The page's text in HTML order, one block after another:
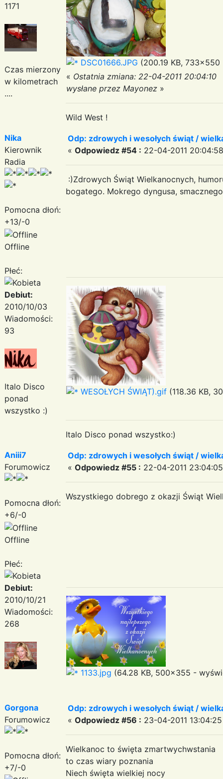
1171
Czas mierzony
w kilometrach
....
DSC01666.JPG (200.19 KB,
« Ostatnia zmiana: 22-04-2011 20:04:10
wysłane przez Mayonez »
Wild West !
Nika
Kierownik
Radia
Pomocna dłoń:
+13/-0
Offline
Płeć:
Debiut:
2010/10/03
Wiadomości:
93
Italo Disco
ponad
wszystko :)
Odp: zdrowych i wesołych świąt /
« Odpowiedz #54 : 22-04-2011
:)Zdrowych Świąt Wielkanocnych,
bogatego. Mokrego dyngusa,
WESOŁYCH ŚWIĄT).gif (118.36 KB,
Italo Disco ponad wszystko:)
Aniii7
Forumowicz
Pomocna dłoń:
+6/-0
Offline
Płeć:
Debiut:
2010/10/21
Wiadomości:
268
Odp: zdrowych i wesołych świąt /
« Odpowiedz #55 : 22-04-2011
Wszystkiego dobrego z okazji Świąt
1133.jpg (64.28 KB, 500x355 -
Gorgona
Forumowicz
Pomocna dłoń:
+7/-0
Odp: zdrowych i wesołych świąt /
« Odpowiedz #56 : 23-04-2011
Wielkanoc to święta zmartwychwstania
to czas wiary poznania
Niech święta wielkiej nocy